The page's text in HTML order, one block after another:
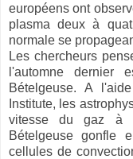
européens ont
plasma deux à
normale se
Les chercheurs
l'automne
Bételgeuse. A
Institute, les
vitesse du gaz à
Bételgeuse gonfle
cellules de